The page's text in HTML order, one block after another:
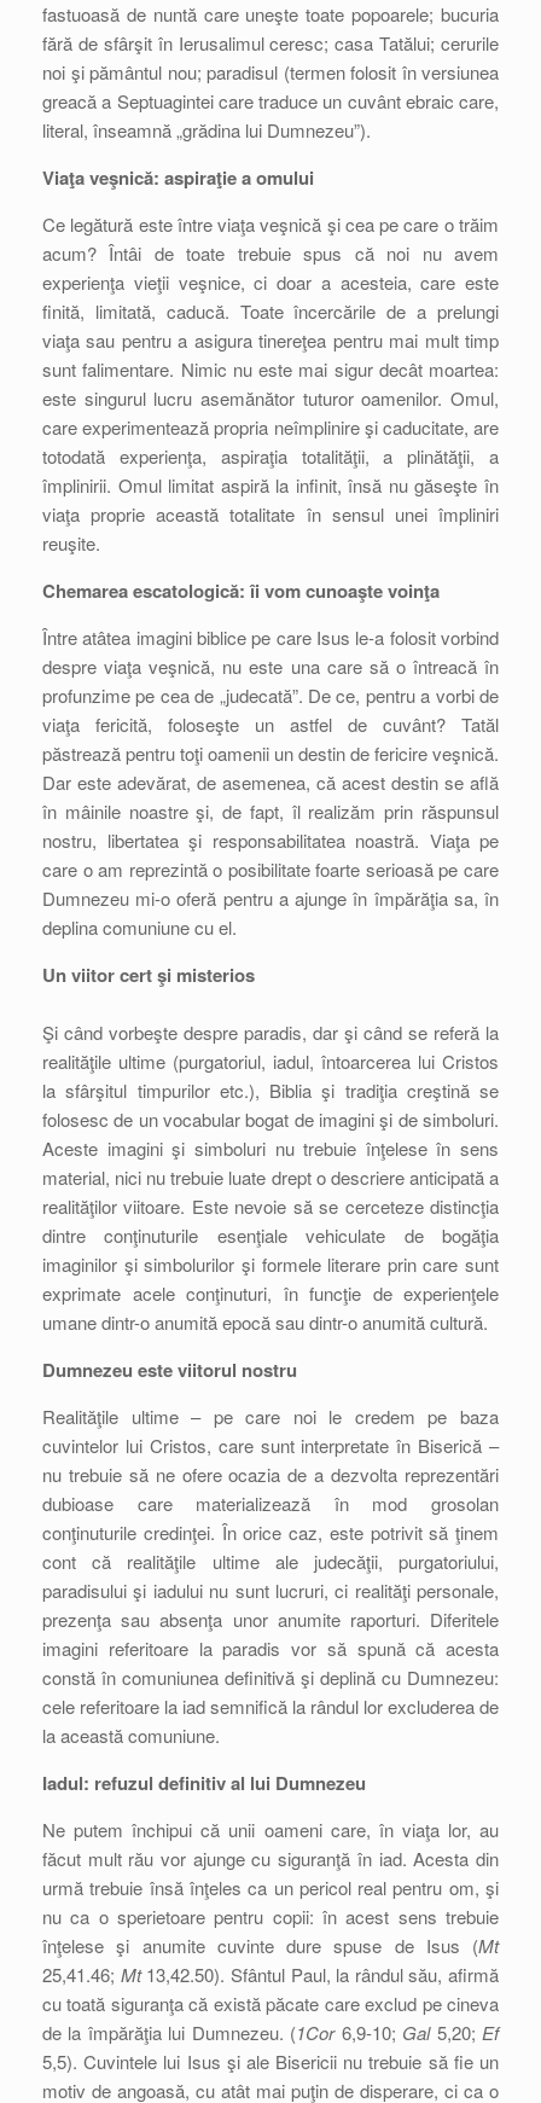
fastuoasă de nuntă care uneşte toate popoarele; bucuria
fără de sfârşit în Ierusalimul ceresc; casa Tatălui; cerurile
noi şi pământul nou; paradisul (termen folosit în versiunea
greacă a Septuagintei care traduce un cuvânt ebraic care,
literal, înseamnă „grădina lui Dumnezeu”).
Viaţa veşnică: aspiraţie a omului
Ce legătură este între viaţa veşnică şi cea pe care o trăim
acum? Întâi de toate trebuie spus că noi nu avem
experienţa vieţii veşnice, ci doar a acesteia, care este
finită, limitată, caducă. Toate încercările de a prelungi
viaţa sau pentru a asigura tinereţea pentru mai mult timp
sunt falimentare. Nimic nu este mai sigur decât moartea:
este singurul lucru asemănător tuturor oamenilor. Omul,
care experimentează propria neîmplinire şi caducitate, are
totodată experienţa, aspiraţia totalităţii, a plinătăţii, a
împlinirii. Omul limitat aspiră la infinit, însă nu găseşte în
viaţa proprie această totalitate în sensul unei împliniri
reuşite.
Chemarea escatologică: îi vom cunoaşte voinţa
Între atâtea imagini biblice pe care Isus le-a folosit vorbind
despre viaţa veşnică, nu este una care să o întreacă în
profunzime pe cea de „judecată”. De ce, pentru a vorbi de
viaţa fericită, foloseşte un astfel de cuvânt? Tatăl
păstrează pentru toţi oamenii un destin de fericire veşnică.
Dar este adevărat, de asemenea, că acest destin se află
în mâinile noastre şi, de fapt, îl realizăm prin răspunsul
nostru, libertatea şi responsabilitatea noastră. Viaţa pe
care o am reprezintă o posibilitate foarte serioasă pe care
Dumnezeu mi-o oferă pentru a ajunge în împărăţia sa, în
deplina comuniune cu el.
Un viitor cert şi misterios
Şi când vorbeşte despre paradis, dar şi când se referă la
realităţile ultime (purgatoriul, iadul, întoarcerea lui Cristos
la sfârşitul timpurilor etc.), Biblia şi tradiţia creştină se
folosesc de un vocabular bogat de imagini şi de simboluri.
Aceste imagini şi simboluri nu trebuie înţelese în sens
material, nici nu trebuie luate drept o descriere anticipată a
realităţilor viitoare. Este nevoie să se cerceteze distincţia
dintre conţinuturile esenţiale vehiculate de bogăţia
imaginilor şi simbolurilor şi formele literare prin care sunt
exprimate acele conţinuturi, în funcţie de experienţele
umane dintr-o anumită epocă sau dintr-o anumită cultură.
Dumnezeu este viitorul nostru
Realităţile ultime – pe care noi le credem pe baza
cuvintelor lui Cristos, care sunt interpretate în Biserică –
nu trebuie să ne ofere ocazia de a dezvolta reprezentări
dubioase care materializează în mod grosolan
conţinuturile credinţei. În orice caz, este potrivit să ţinem
cont că realităţile ultime ale judecăţii, purgatoriului,
paradisului şi iadului nu sunt lucruri, ci realităţi personale,
prezenţa sau absenţa unor anumite raporturi. Diferitele
imagini referitoare la paradis vor să spună că acesta
constă în comuniunea definitivă şi deplină cu Dumnezeu:
cele referitoare la iad semnifică la rândul lor excluderea de
la această comuniune.
Iadul: refuzul definitiv al lui Dumnezeu
Ne putem închipui că unii oameni care, în viaţa lor, au
făcut mult rău vor ajunge cu siguranţă în iad. Acesta din
urmă trebuie însă înţeles ca un pericol real pentru om, şi
nu ca o sperietoare pentru copii: în acest sens trebuie
înţelese şi anumite cuvinte dure spuse de Isus (Mt
25,41.46; Mt13,42.50). Sfântul Paul, la rândul său, afirmă
cu toată siguranţa că există păcate care exclud pe cineva
de la împărăţia lui Dumnezeu. (1Cor 6,9-10; Gal 5,20; Ef
5,5). Cuvintele lui Isus şi ale Bisericii nu trebuie să fie un
motiv de angoasă, cu atât mai puţin de disperare, ci ca o